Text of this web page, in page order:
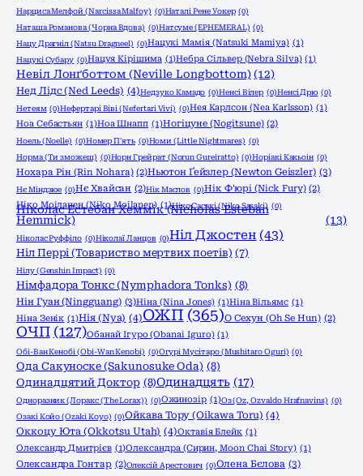
Нарциса Мелфой (Narcissa Malfoy) (0)Наталі Рене Уокер (0)
Наташа Романова (Чорна Вдова) (0)Натсуме (EPHEMERAL) (0)
Нацу Драгніл (Natsu Dragneel) (0)Нацукі Мамія (Natsuki Mamiya) (1)
Нацукі Субару (0)Нацуя Кірішима (1)Небра Сільвер (Nebra Silva) (1)
Невіл Лонґботтом (Neville Longbottom) (12)
Нед Лідс (Ned Leeds) (4)Недзуко Камадо (0)Ненсі Вілер (0)Ненсі Дрю (0)
Нетеям (0)Нефертарі Віві (Nefertari Vivi) (0)Нея Карлсон (Nea Karlsson) (1)
Ноа Себастьян (1)Ноа Шнапп (1)Ногіцуне (Nogitsune) (2)
Ноель (Noelle) (0)Номер П'ять (0)Номи (Little Nightmares) (0)
Норма (Ти зможеш) (0)Норн Грейрат (Norun Gureiratto) (0)Норіакі Какьоін (0)
Нохара Рін (Rin Nohara) (2)Ньютон Ґейзлер (Newton Geiszler) (3)
Нє Міндзюе (0)Нє Хвайсан (2)Нік Маслов (0)Нік Ф'юрі (Nick Fury) (2)
Ніко Моіланен (Niko Moilanen) (1)Ніко Сасакі (Niko Sasaki) (0)
Ніколас Естебан Хеммік (Nicholas Esteban
Hemmick)
(13)
Ніколас Руффіло (0)Ніколаї Ланцов (0)Ніл Джостен (43)
Ніл Перрі (Товариство мертвих поетів) (7)
Нілу (Genshin Impact) (0)
Німфадора Тонкс (Nymphadora Tonks) (8)
Нін Гуан (Ningguang) (3)Ніна (Nina Jones) (1)Ніна Вільямс (1)
Ніна Зенік (1)Нія (Nya) (4)ОЖП (365)О Сехун (Oh Se Hun) (2)
ОЧП (127)Обанай Ігуро (Obanai Iguro) (1)
Обі-Ван Кенобі (Obi-Wan Kenobi) (0)Огурі Мусітаро (Mushitaro Oguri) (0)
Ода Сакуноске (Sakunosuke Oda) (8)
Одинадцятий Доктор (8)Одинадцять (17)
Одноразник (Лоракс (The Lorax)) (0)Ожинозір (1)Оз (Oz, Ozvaldo Hrafnavins) (0)
Озакі Койо (Ozaki Koyo) (0)Ойкава Тору (Oikawa Toru) (4)
Оккоцу Юта (Okkotsu Utah) (4)Октавія Блейк (1)
Олександр Дмитрієв (1)Олександра (Сирин, Moon Chai Story) (1)
Олександра Гонтар (2)Олексій Арестович (0)Олена Бєлова (3)